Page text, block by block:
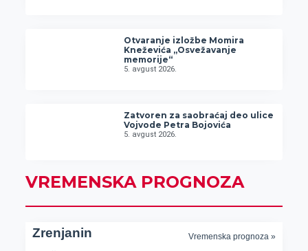
Otvaranje izložbe Momira
Kneževića „Osvežavanje
memorije“
5. avgust 2026.
Zatvoren za saobraćaj deo ulice
Vojvode Petra Bojovića
5. avgust 2026.
VREMENSKA PROGNOZA